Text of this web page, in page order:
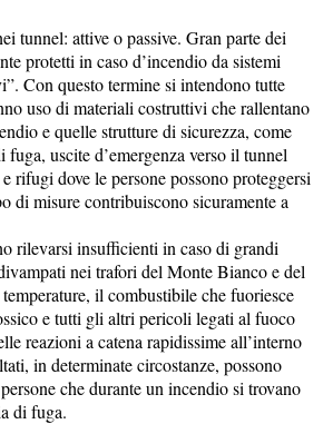
tunnel: attive o passive. Gran parte dei
protetti in caso d’incendio da sistemi
Con questo termine si intendono tutte
uso di materiali costruttivi che rallentano
e quelle strutture di sicurezza, come
fuga, uscite d’emergenza verso il tunnel
rifugi dove le persone possono proteggersi
di misure contribuiscono sicuramente a
rilevarsi insufficienti in caso di grandi
nei trafori del Monte Bianco e del
il combustibile che fuoriesce
e tutti gli altri pericoli legati al fuoco
reazioni a catena rapidissime all’interno
in determinate circostanze, possono
che durante un incendio si trovano
di fuga.